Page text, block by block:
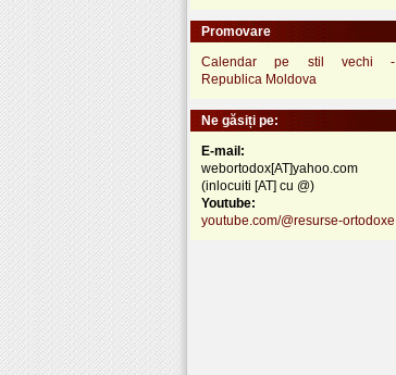
Promovare
Calendar pe stil vechi -
Republica Moldova
Ne găsiți pe:
E-mail:
webortodox[AT]yahoo.com
(inlocuiti [AT] cu @)
Youtube:
youtube.com/@resurse-ortodoxe